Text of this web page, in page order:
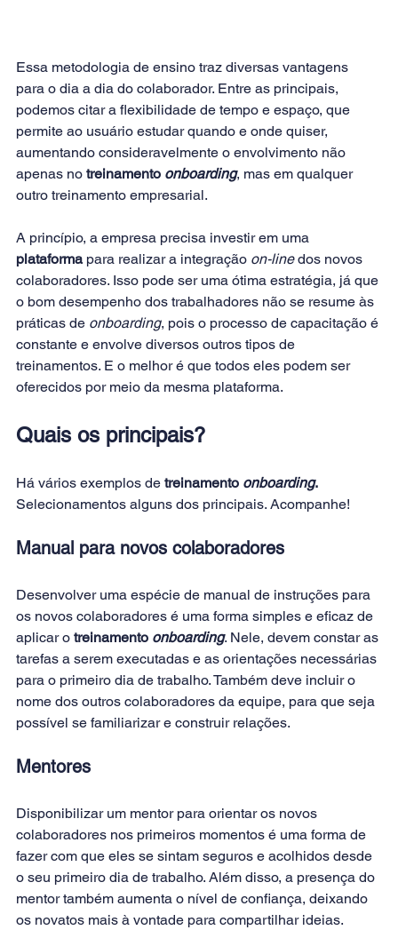
Essa metodologia de ensino traz diversas vantagens
para o dia a dia do colaborador. Entre as principais,
podemos citar a flexibilidade de tempo e espaço, que
permite ao usuário estudar quando e onde quiser,
aumentando consideravelmente o envolvimento não
apenas no treinamento onboarding, mas em qualquer
outro treinamento empresarial.
A princípio, a empresa precisa investir em uma
plataforma para realizar a integração on-line dos novos
colaboradores. Isso pode ser uma ótima estratégia, já que
o bom desempenho dos trabalhadores não se resume às
práticas de onboarding, pois o processo de capacitação é
constante e envolve diversos outros tipos de
treinamentos. E o melhor é que todos eles podem ser
oferecidos por meio da mesma plataforma.
Quais os principais?
Há vários exemplos de treinamento onboarding.
Selecionamentos alguns dos principais. Acompanhe!
Manual para novos colaboradores
Desenvolver uma espécie de manual de instruções para
os novos colaboradores é uma forma simples e eficaz de
aplicar o treinamento onboarding. Nele, devem constar as
tarefas a serem executadas e as orientações necessárias
para o primeiro dia de trabalho. Também deve incluir o
nome dos outros colaboradores da equipe, para que seja
possível se familiarizar e construir relações.
Mentores
Disponibilizar um mentor para orientar os novos
colaboradores nos primeiros momentos é uma forma de
fazer com que eles se sintam seguros e acolhidos desde
o seu primeiro dia de trabalho. Além disso, a presença do
mentor também aumenta o nível de confiança, deixando
os novatos mais à vontade para compartilhar ideias.